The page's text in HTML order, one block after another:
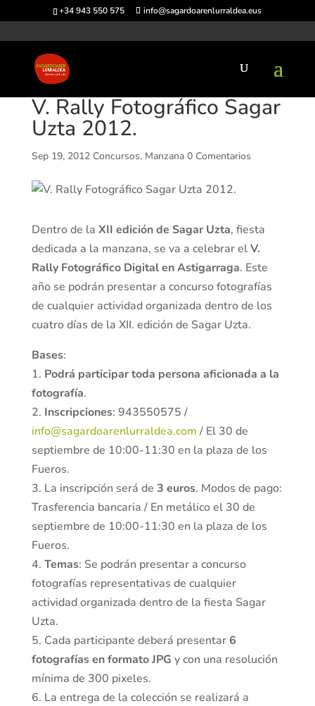
+34 943 550 575 info@sagardoarenlurraldea.eus
V. Rally Fotográfico Sagar
Uzta 2012.
Sep 19, 2012 Concursos, Manzana 0 Comentarios
Dentro de la XII edición de Sagar Uzta, fiesta
dedicada a la manzana, se va a celebrar elV.
Rally Fotográfico Digital en Astigarraga. Este
año se podrán presentar a concurso fotografías
de cualquier actividad organizada dentro de los
cuatro días de la XII. edición de Sagar Uzta.
Bases:
1. Podrá participar toda persona aficionada a la
fotografía.
2. Inscripciones: 943550575 /
info@sagardoarenlurraldea.com / El 30 de
septiembre de 10:00-11:30 en la plaza de los
Fueros.
3. La inscripción será de 3 euros. Modos de pago:
Trasferencia bancaria / En metálico el 30 de
septiembre de 10:00-11:30 en la plaza de los
Fueros.
4. Temas: Se podrán presentar a concurso
fotografías representativas de cualquier
actividad organizada dentro de la fiesta Sagar
Uzta.
5. Cada participante deberá presentar6
fotografías en formato JPG y con una resolución
mínima de 300 pixeles.
6. La entrega de la colección se realizará a